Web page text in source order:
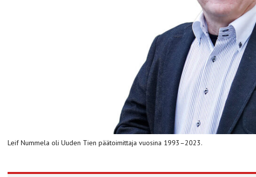
Leif Nummela oli Uuden Tien päätoimittaja vuosina 1993–2023.